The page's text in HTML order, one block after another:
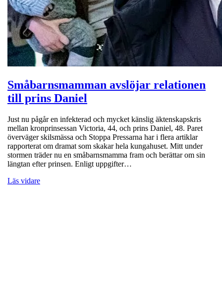
Småbarnsmamman avslöjar relationen
till prins Daniel
Just nu pågår en infekterad och mycket känslig äktenskapskris
mellan kronprinsessan Victoria, 44, och prins Daniel, 48. Paret
överväger skilsmässa och Stoppa Pressarna har i flera artiklar
rapporterat om dramat som skakar hela kungahuset. Mitt under
stormen träder nu en småbarnsmamma fram och berättar om sin
längtan efter prinsen. Enligt uppgifter…
Läs vidare